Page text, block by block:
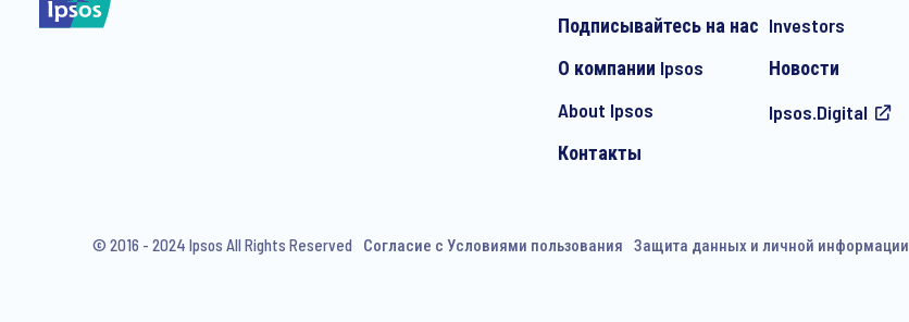
Подписывайтесь на нас
О компании Ipsos
About Ipsos
Контакты
Investors
Новости
Ipsos.Digital
© 2016 - 2024 Ipsos All Rights Reserved Согласие с Условиями пользования Защита данных и личной информации